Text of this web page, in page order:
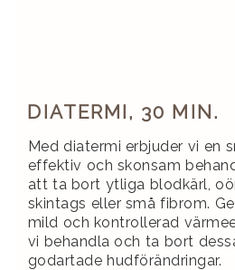
DIATERMI, 30 MIN.
Med diatermi erbjuder vi en
effektiv och skonsam
att ta bort ytliga blodkärl,
skintags eller små fibrom.
mild och kontrollerad
vi behandla och ta bort
godartade hudförändringar.